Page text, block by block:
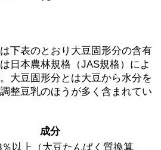
下表のとおり大豆固形分の含有
日本農林規格（JAS規格）によ
大豆固形分とは大豆から水分を
整豆乳のほうが多く含まれてい
成分
以上（大豆たんぱく質換算